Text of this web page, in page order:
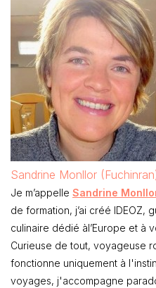
Sandrine Monllor
Je m’appelle Sandrine
de formation, j’ai créé IDEOZ,
culinaire dédié àl’Europe et à
Curieuse de tout, voyageuse
fonctionne uniquement à
voyages, j'accompagne